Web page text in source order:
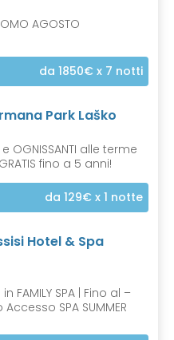
AGOSTO
da 1850€ x 7 notti
Park Laško
e OGNISSANTI alle terme
fino a 5 anni!
da 129€ x 1 notte
Hotel & Spa
FAMILY SPA | Fino al –
SPA SUMMER